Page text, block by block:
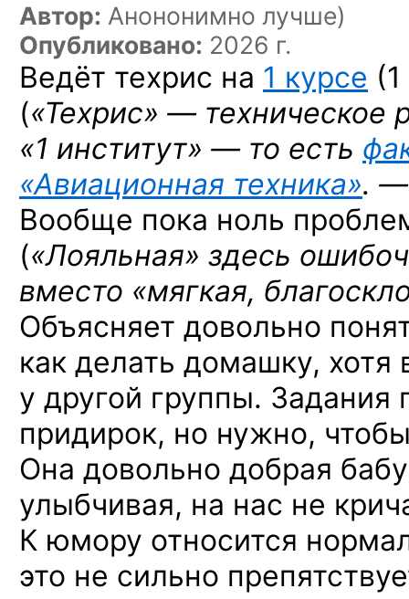
Автор: Анононимно лучше)
Опубликовано: 2026 г.
Ведёт техрис на 1 курсе
(«Техрис» — техническое
«1 институт» — то есть
«Авиационная техника». —
Вообще пока ноль
(«Лояльная» здесь
вместо «мягкая,
Объясняет довольно
как делать домашку, хотя
у другой группы.
придирок, но нужно,
Она довольно добрая
улыбчивая, на нас не
К юмору относится
это не сильно